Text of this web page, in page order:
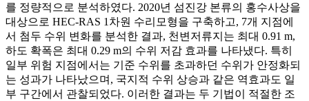
를 정량적으로 분석하였다. 2020년 섬진강 본류의 홍수사상을
대상으로 HEC-RAS 1차원 수리모형을 구축하고, 7개 지점에
서 첨두 수위 변화를 분석한 결과, 천변저류지는 최대 0.91 m,
하도 확폭은 최대 0.29 m의 수위 저감 효과를 나타냈다. 특히
일부 위험 지점에서는 기준 수위를 초과하던 수위가 안정화되
는 성과가 나타났으며, 국지적 수위 상승과 같은 역효과도 일
부 구간에서 관찰되었다. 이러한 결과는 두 기법이 적절한 조